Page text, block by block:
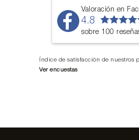
Valoración en
4.8
sobre 100
Índice de satisfacción de nuestros
Ver encuestas